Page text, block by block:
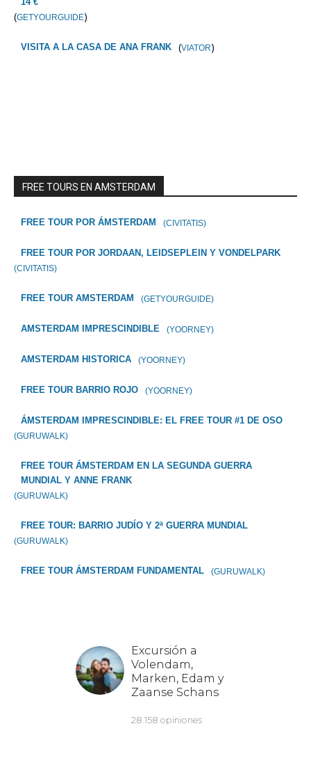
(GETYOURGUIDE)
VISITA A LA CASA DE ANA FRANK (VIATOR)
FREE TOURS EN AMSTERDAM
FREE TOUR POR ÁMSTERDAM (CIVITATIS)
FREE TOUR POR JORDAAN, LEIDSEPLEIN Y VONDELPARK
(CIVITATIS)
FREE TOUR AMSTERDAM (GETYOURGUIDE)
AMSTERDAM IMPRESCINDIBLE (YOORNEY)
AMSTERDAM HISTORICA (YOORNEY)
FREE TOUR BARRIO ROJO (YOORNEY)
ÁMSTERDAM IMPRESCINDIBLE: EL FREE TOUR #1 DE OSO
(GURUWALK)
FREE TOUR ÁMSTERDAM EN LA SEGUNDA GUERRA
MUNDIAL Y ANNE FRANK
(GURUWALK)
FREE TOUR: BARRIO JUDÍO Y 2ª GUERRA MUNDIAL
(GURUWALK)
FREE TOUR ÁMSTERDAM FUNDAMENTAL (GURUWALK)